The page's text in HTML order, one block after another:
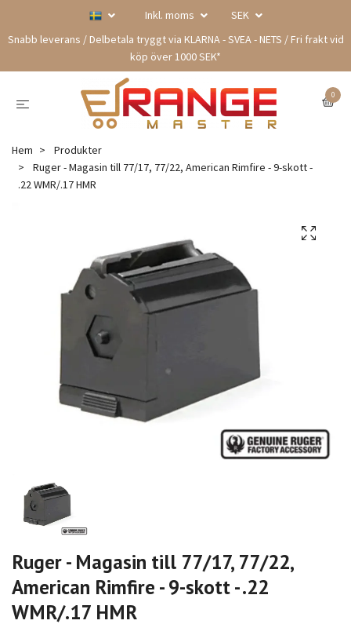
Inkl. moms
SEK
Snabb leverans / Delbetala tryggt via KLARNA - SVEA - NETS / Fri frakt vid
köp över 1000 SEK*
0
Hem
Produkter
Ruger - Magasin till 77/17, 77/22, American Rimfire - 9-skott -
.22 WMR/.17 HMR
Ruger - Magasin till 77/17, 77/22,
American Rimfire - 9-skott - .22
WMR/.17 HMR